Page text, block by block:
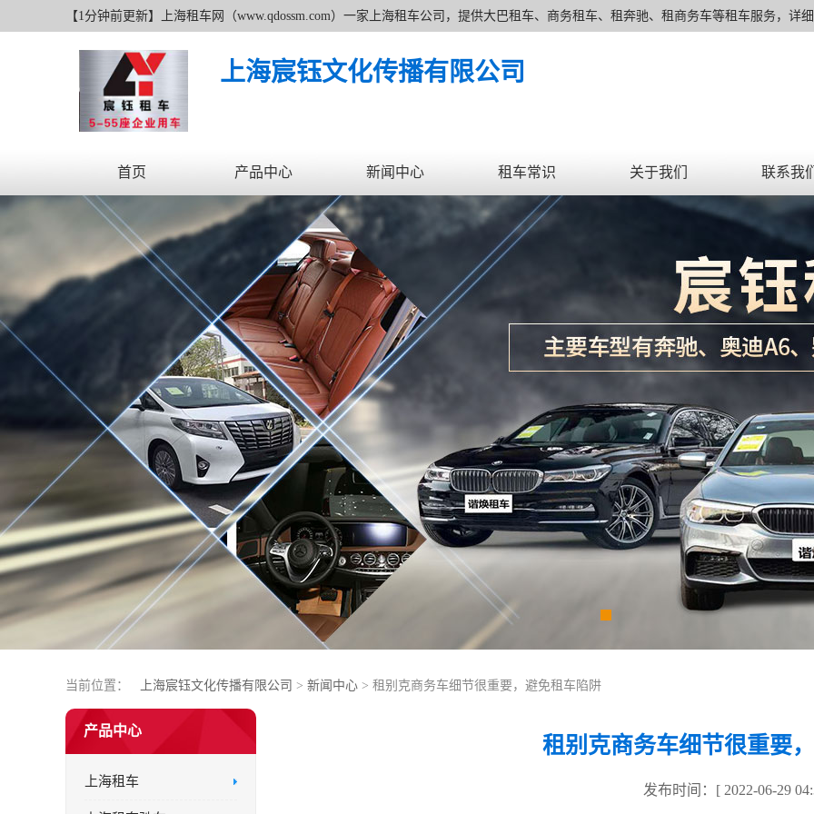
【1分钟前更新】上海租车网（www.qdossm.com）一家上海租车公司，提供大巴租车、商务租车、租奔驰、租商务车等租车服务，详
追求更好无止境的服务宗旨、持续的改善服务质量的经营理念及费用透明的上海租车价格为广大新老客户提供各种类型的租车服务。
上海宸钰文化传播有限公司
首页 产品中心 新闻中心 租车常识 关于我们 联系我
当前位置： 上海宸钰文化传播有限公司 > 新闻中心 > 租别克商务车细节很重要，避免租车陷阱
租别克商务车细节很重要
发布时间：[ 2022-06-29
产品中心
上海租车